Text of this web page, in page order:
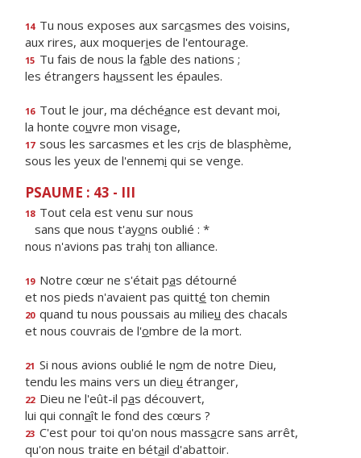
14 Tu nous exposes aux sarcasmes des voisins,
aux rires, aux moqueries de l'entourage.
15 Tu fais de nous la fable des nations ;
les étrangers haussent les épaules.
16 Tout le jour, ma déchéance est devant moi,
la honte couvre mon visage,
17 sous les sarcasmes et les cris de blasphème,
sous les yeux de l'ennemi qui se venge.
PSAUME : 43 - III
18 Tout cela est venu sur nous
sans que nous t'ayons oublié : *
nous n'avions pas trahi ton alliance.
19 Notre cœur ne s'était pas détourné
et nos pieds n'avaient pas quitté ton chemin
20 quand tu nous poussais au milieu des chacals
et nous couvrais de l'ombre de la mort.
21 Si nous avions oublié le nom de notre Dieu,
tendu les mains vers un dieu étranger,
22 Dieu ne l'eût-il pas découvert,
lui qui connaît le fond des cœurs ?
23 C'est pour toi qu'on nous massacre sans arrêt,
qu'on nous traite en bétail d'abattoir.